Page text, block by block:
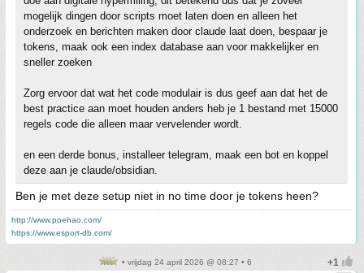
mogelijk dingen door scripts moet laten doen en alleen het
onderzoek en berichten maken door claude laat doen, bespaar je
tokens, maak ook een index database aan voor makkelijker en
sneller zoeken
Zorg ervoor dat wat het code modulair is dus geef aan dat het de
best practice aan moet houden anders heb je 1 bestand met 15000
regels code die alleen maar vervelender wordt.
en een derde bonus, installeer telegram, maak een bot en koppel
deze aan je claude/obsidian.
Ben je met deze setup niet in no time door je tokens heen?
http://www.poehao.com/
https://www.esport-db.com/
• vrijdag 24 april 2026 @ 08:27 • 6